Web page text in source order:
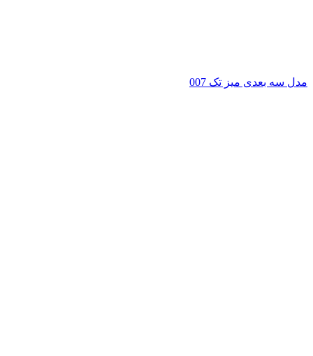
مدل سه بعدی میز تک 007